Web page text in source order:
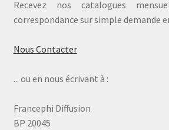
Recevez nos catalogues
correspondance sur simple demande
Nous Contacter
... ou en nous écrivant à :
Francephi Diffusion
BP 20045